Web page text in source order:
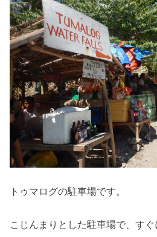
トゥマログの駐車場です。
こじんまりとした駐車場で、す